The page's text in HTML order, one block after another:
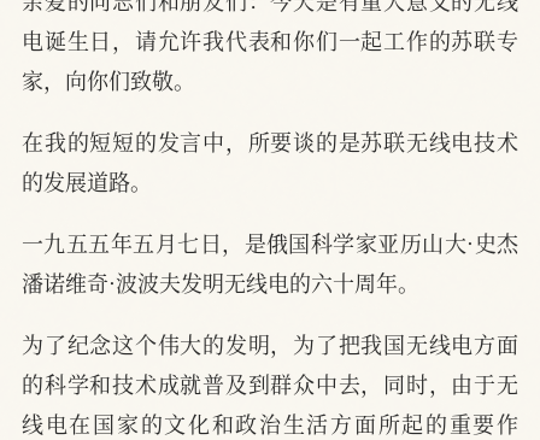
电诞生日，请允许我代表和你们一起工作的苏联专
家，向你们致敬。
在我的短短的发言中，所要谈的是苏联无线电技术
的发展道路。
一九五五年五月七日，是俄国科学家亚历山大·史杰
潘诺维奇·波波夫发明无线电的六十周年。
为了纪念这个伟大的发明，为了把我国无线电方面
的科学和技术成就普及到群众中去，同时，由于无
线电在国家的文化和政治生活方面所起的重要作